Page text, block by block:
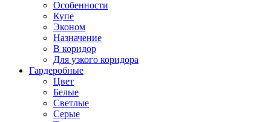
Особенности
Купе
Эконом
Назначение
В коридор
Для узкого коридора
Гардеробные
Цвет
Белые
Светлые
Серые